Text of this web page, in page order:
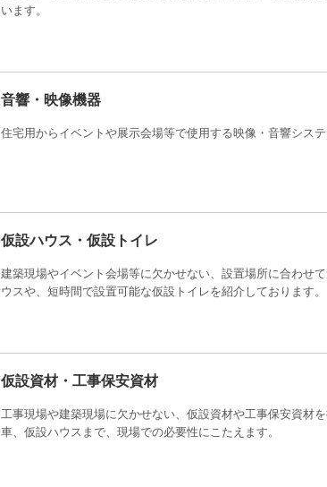
います。
音響・映像機器
住宅用からイベントや展示会場等で使用する映像・音響システ
仮設ハウス・仮設トイレ
建築現場やイベント会場等に欠かせない、設置場所に合わせ
ウスや、短時間で設置可能な仮設トイレを紹介しております。
仮設資材・工事保安資材
工事現場や建築現場に欠かせない、仮設資材や工事保安資材
車、仮設ハウスまで、現場での必要性にこたえます。